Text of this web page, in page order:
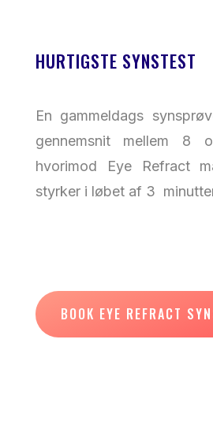
HURTIGSTE SYNSTEST
En gammeldags
gennemsnit mellem 8
hvorimod Eye Refract
styrker i løbet af 3
BOOK EYE REFRACT